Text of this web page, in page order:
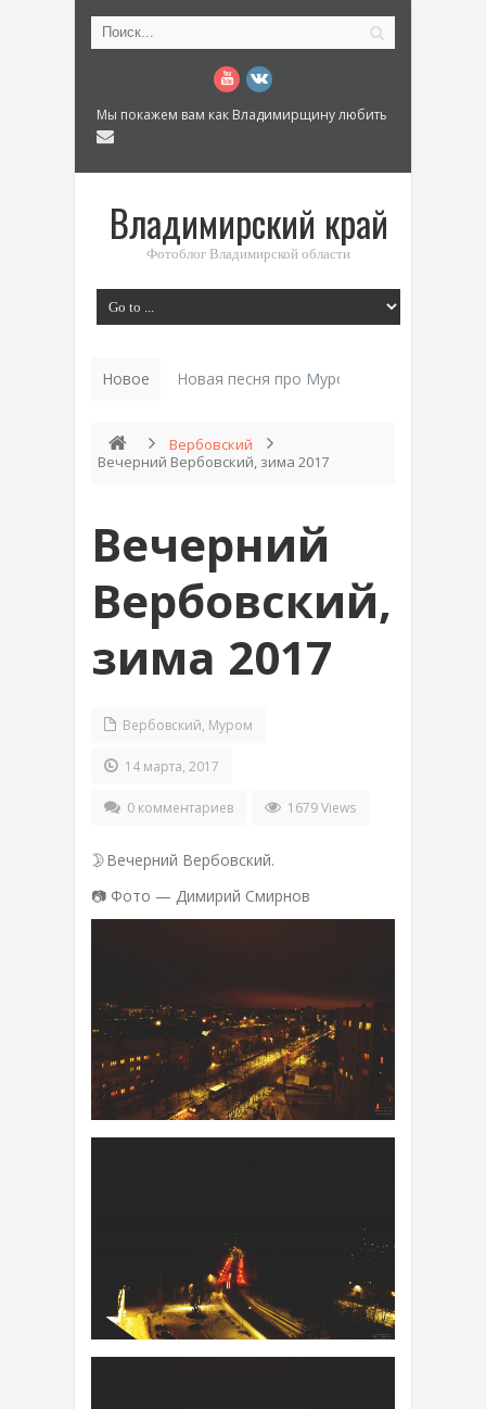
Мы покажем вам как Владимирщину любить
Владимирский край
Фотоблог Владимирской области
Новое
Вербовский
Вечерний Вербовский, зима 2017
Вечерний
Вербовский,
зима 2017
Вербовский, Муром
14 марта, 2017
0 комментариев 1679 Views
🌛Вечерний Вербовский.
📷 Фото — Димирий Смирнов